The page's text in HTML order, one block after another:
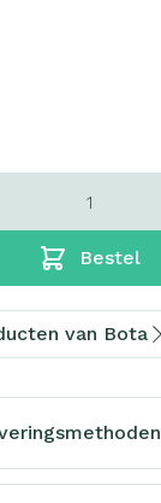
Bestel
van Bota